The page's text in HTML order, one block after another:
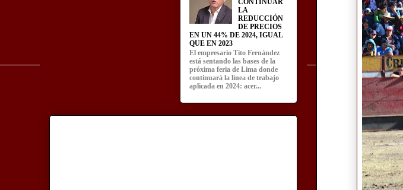
LA
REDUCCIÓN
DE PRECIOS
EN UN 44% DE 2024, IGUAL
QUE EN 2023
El empresario Tito Fernández
está sentando las bases de la
próxima feria de Lima donde
continuará la línea de trabajo
aplicada en 2024: acer...